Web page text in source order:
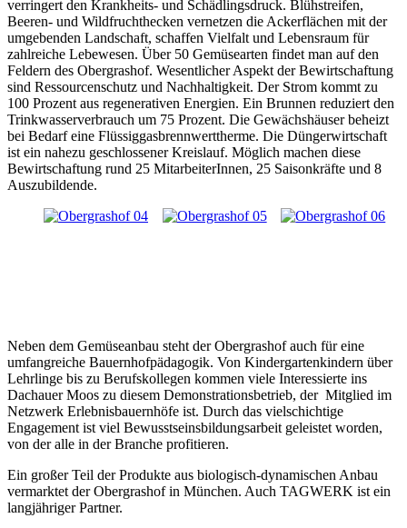
verringert den Krankheits- und Schädlingsdruck. Blühstreifen,
Beeren- und Wildfruchthecken vernetzen die Ackerflächen mit der
umgebenden Landschaft, schaffen Vielfalt und Lebensraum für
zahlreiche Lebewesen. Über 50 Gemüsearten findet man auf den
Feldern des Obergrashof. Wesentlicher Aspekt der Bewirtschaftung
sind Ressourcenschutz und Nachhaltigkeit. Der Strom kommt zu
100 Prozent aus regenerativen Energien. Ein Brunnen reduziert den
Trinkwasserverbrauch um 75 Prozent. Die Gewächshäuser beheizt
bei Bedarf eine Flüssiggasbrennwerttherme. Die Düngerwirtschaft
ist ein nahezu geschlossener Kreislauf. Möglich machen diese
Bewirtschaftung rund 25 MitarbeiterInnen, 25 Saisonkräfte und 8
Auszubildende.
Neben dem Gemüseanbau steht der Obergrashof auch für eine
umfangreiche Bauernhofpädagogik. Von Kindergartenkindern über
Lehrlinge bis zu Berufskollegen kommen viele Interessierte ins
Dachauer Moos zu diesem Demonstrationsbetrieb, der Mitglied im
Netzwerk Erlebnisbauernhöfe ist. Durch das vielschichtige
Engagement ist viel Bewusstseinsbildungsarbeit geleistet worden,
von der alle in der Branche profitieren.
Ein großer Teil der Produkte aus biologisch-dynamischen Anbau
vermarktet der Obergrashof in München. Auch TAGWERK ist ein
langjähriger Partner.